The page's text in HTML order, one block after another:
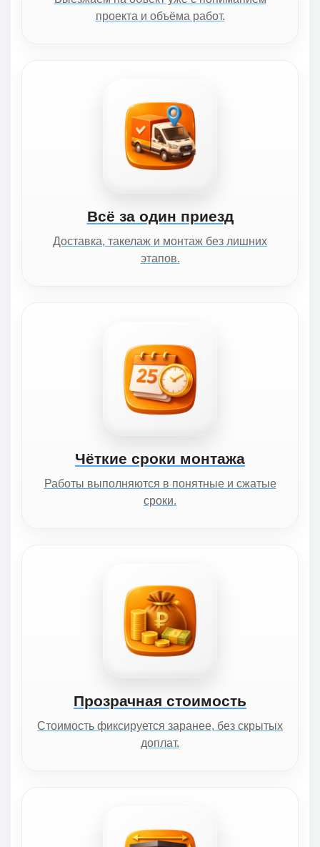
проекта и объёма работ.
Всё за один приезд
Доставка, такелаж и монтаж без лишних
этапов.
Чёткие сроки монтажа
Работы выполняются в понятные и сжатые
сроки.
Прозрачная стоимость
Стоимость фиксируется заранее, без скрытых
доплат.